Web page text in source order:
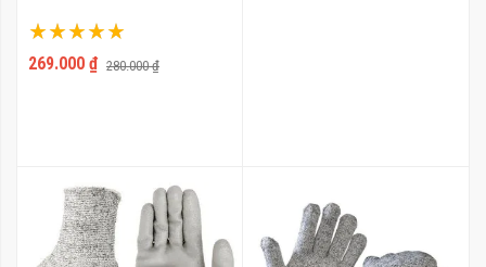
Xếp hạng:
100%
269.000 ₫ 280.000 ₫
xưởng cơ khí, xưởng chế
biến kim loại.